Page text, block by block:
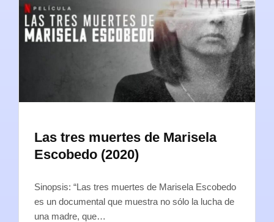
Las tres muertes de Marisela
Escobedo (2020)
Sinopsis: “Las tres muertes de Marisela Escobedo
es un documental que muestra no sólo la lucha de
una madre, que…